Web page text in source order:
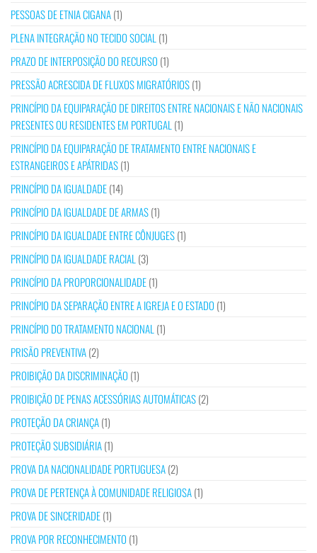
PESSOAS DE ETNIA CIGANA(1)
PLENA INTEGRAÇÃO NO TECIDO SOCIAL(1)
PRAZO DE INTERPOSIÇÃO DO RECURSO (1)
PRESSÃO ACRESCIDA DE FLUXOS MIGRATÓRIOS(1)
PRINCÍPIO DA EQUIPARAÇÃO DE DIREITOS ENTRE NACIONAIS E NÃO NACIONAIS
PRESENTES OU RESIDENTES EM PORTUGAL(1)
PRINCÍPIO DA EQUIPARAÇÃO DE TRATAMENTO ENTRE NACIONAIS E
ESTRANGEIROS E APÁTRIDAS(1)
PRINCÍPIO DA IGUALDADE(14)
PRINCÍPIO DA IGUALDADE DE ARMAS(1)
PRINCÍPIO DA IGUALDADE ENTRE CÔNJUGES(1)
PRINCÍPIO DA IGUALDADE RACIAL(3)
PRINCÍPIO DA PROPORCIONALIDADE(1)
PRINCÍPIO DA SEPARAÇÃO ENTRE A IGREJA E O ESTADO (1)
PRINCÍPIO DO TRATAMENTO NACIONAL(1)
PRISÃO PREVENTIVA(2)
PROIBIÇÃO DA DISCRIMINAÇÃO (1)
PROIBIÇÃO DE PENAS ACESSÓRIAS AUTOMÁTICAS(2)
PROTEÇÃO DA CRIANÇA(1)
PROTEÇÃO SUBSIDIÁRIA(1)
PROVA DA NACIONALIDADE PORTUGUESA(2)
PROVA DE PERTENÇA À COMUNIDADE RELIGIOSA(1)
PROVA DE SINCERIDADE(1)
PROVA POR RECONHECIMENTO (1)